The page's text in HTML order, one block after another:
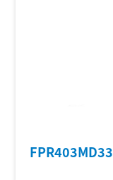
FPR403MD33